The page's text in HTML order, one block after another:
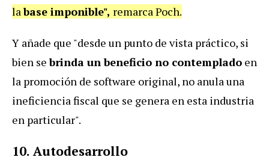
labase imponible", remarca Poch.
Y añade que "desde un punto de vista práctico, si
bien sebrinda un beneficio no contemplado en
la promoción de software original, no anula una
ineficiencia fiscal que se genera en esta industria
en particular".
10. Autodesarrollo